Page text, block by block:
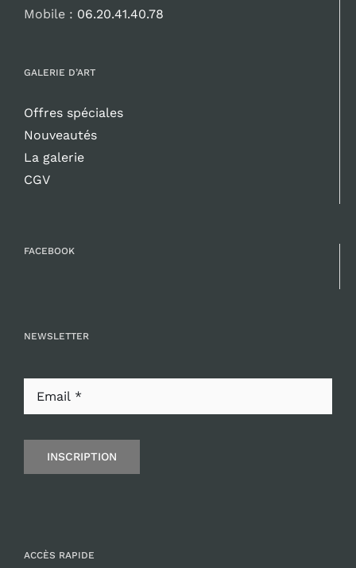
Mobile : 06.20.41.40.78
GALERIE D’ART
Offres spéciales
Nouveautés
La galerie
CGV
FACEBOOK
NEWSLETTER
INSCRIPTION
ACCÈS RAPIDE